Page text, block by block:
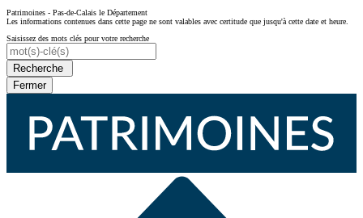
Patrimoines - Pas-de-Calais le Département
Les informations contenues dans cette page ne sont valables avec certitude que jusqu'à cette date et heure.
Saisissez des mots clés pour votre recherche
Recherche
Fermer